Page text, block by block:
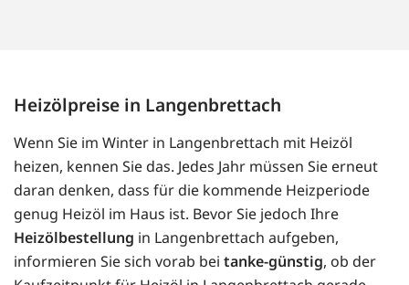
Heizölpreise in Langenbrettach
Wenn Sie im Winter in Langenbrettach mit Heizöl
heizen, kennen Sie das. Jedes Jahr müssen Sie erneut
daran denken, dass für die kommende Heizperiode
genug Heizöl im Haus ist. Bevor Sie jedoch Ihre
Heizölbestellung in Langenbrettach aufgeben,
informieren Sie sich vorab bei tanke-günstig, ob der